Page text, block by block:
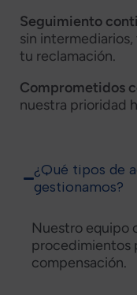
Seguimiento
sin
tu reclamación.
Comprometidos
nuestra prioridad
¿Qué tipos de
gestionamos?
Nuestro equipo
procedimientos
compensación.